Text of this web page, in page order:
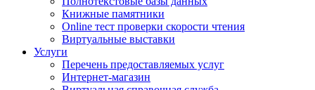
Книжные памятники
Online тест проверки скорости чтения
Виртуальные выставки
Услуги
Перечень предоставляемых услуг
Интернет-магазин